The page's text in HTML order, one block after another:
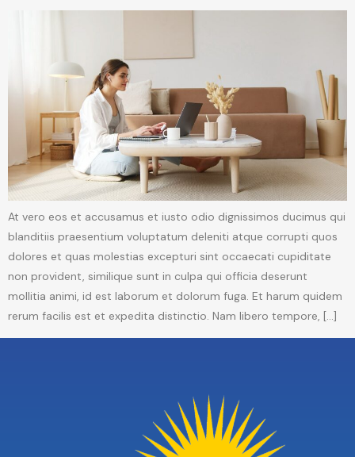
At vero eos et accusamus et iusto odio dignissimos ducimus qui
blanditiis praesentium voluptatum deleniti atque corrupti quos
dolores et quas molestias excepturi sint occaecati cupiditate
non provident, similique sunt in culpa qui officia deserunt
mollitia animi, id est laborum et dolorum fuga. Et harum quidem
rerum facilis est et expedita distinctio. Nam libero tempore, […]